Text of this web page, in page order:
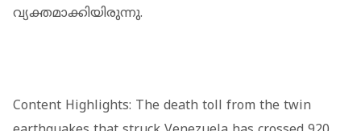
വ്യക്തമാക്കിയിരുന്നു.
Content Highlights: The death toll from the twin